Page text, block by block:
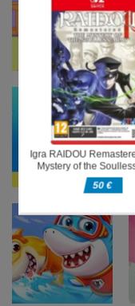
Ustvarjalne
Skrb za
malega
povodnega
konja
Ustvarjalne
igre
Baby Taylor
nazaj v šolo